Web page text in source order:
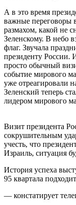
А в это время
важные переговоры
размахом, какой не
Зеленскому. В небо
флаг. Звучала
президенту России.
просто обычный
событие мирового
уже отреагировали
Зеленский теперь
лидером мирового
Визит президента
сокрушительным
учесть, что
Израиль, ситуация
История успеха
95 квартала
— констатирует